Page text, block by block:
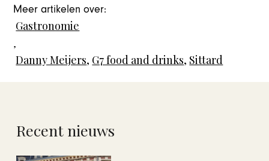
Meer artikelen over:
Gastronomie
,
Danny Meijers, G7 food and drinks, Sittard
Recent nieuws